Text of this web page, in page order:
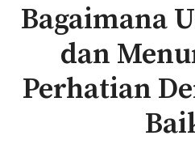
Bagaimana
dan
Perhatian